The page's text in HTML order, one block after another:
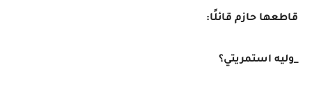
قاطعها حازم قائلًا:
_وليه استمريتي؟